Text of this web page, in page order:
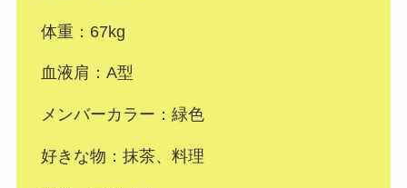
体重：67kg
血液肩：A型
メンバーカラー：緑色
好きな物：抹茶、料理